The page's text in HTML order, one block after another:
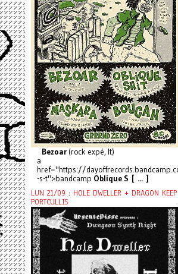
Bezoar(rock expé, It)
a
href="https://
-s-t">bandcamp Oblique S [ ... ]
LUN 21/09 : HOLE DWELLER + DRAGON KEEP
PORTCULLIS